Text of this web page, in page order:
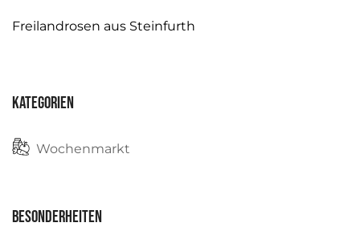
Freilandrosen aus Steinfurth
Kategorien
Wochenmarkt
Besonderheiten